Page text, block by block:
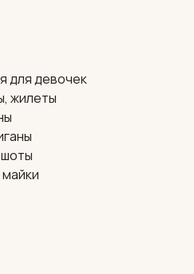
для девочек
жилеты